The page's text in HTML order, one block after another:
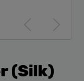
(Silk)